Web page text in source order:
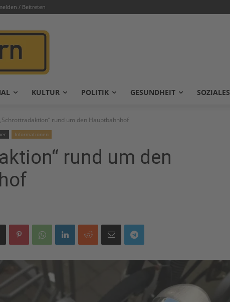
/ Beitreten
KULTUR POLITIK GESUNDHEIT SOZIALES
„Schrottradaktion“ rund um den Hauptbahnhof
Informationen
rund um den